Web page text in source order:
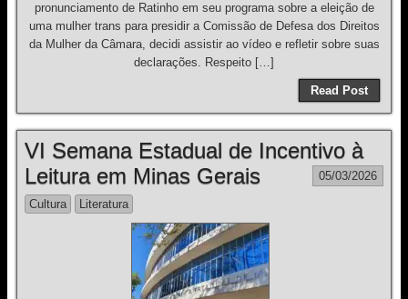
pronunciamento de Ratinho em seu programa sobre a eleição de
uma mulher trans para presidir a Comissão de Defesa dos Direitos
da Mulher da Câmara, decidi assistir ao vídeo e refletir sobre suas
declarações. Respeito […]
Read Post
VI Semana Estadual de Incentivo à
Leitura em Minas Gerais
05/03/2026
Cultura Literatura